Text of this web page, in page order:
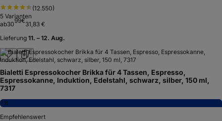
(12.550)
5 Varianten
ab3099€31,83 €
Lieferung 11. – 12. Aug.
Bialetti Espressokocher Brikka für 4 Tassen, Espresso,
Espressokanne, Induktion, Edelstahl, schwarz, silber, 150 ml,
7317
7,8
Empfehlenswert